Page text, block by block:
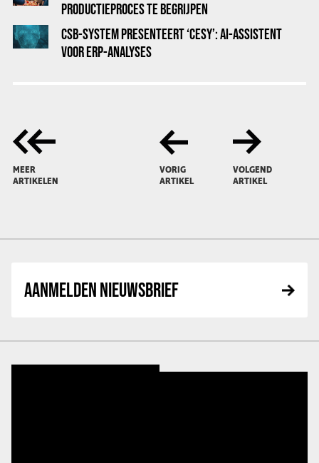
PRODUCTIEPROCES TE BEGRIJPEN
CSB-SYSTEM PRESENTEERT ‘CESY’: AI-ASSISTENT
VOOR ERP-ANALYSES
MEER
ARTIKELEN
VORIG
ARTIKEL
VOLGEND
ARTIKEL
AANMELDEN NIEUWSBRIEF